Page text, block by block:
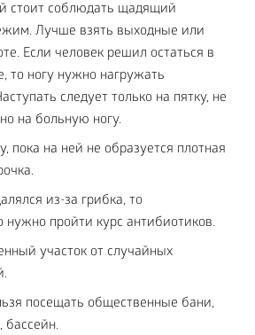
стоит соблюдать щадящий
Лучше взять выходные или
Если человек решил остаться в
то ногу нужно нагружать
следует только на пятку, не
на больную ногу.
пока на ней не образуется плотная
из-за грибка, то
нужно пройти курс антибиотиков.
участок от случайных
посещать общественные бани,
бассейн.